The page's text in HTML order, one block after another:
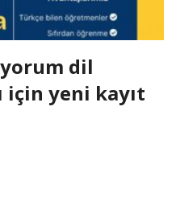
dil
yeni kayıt